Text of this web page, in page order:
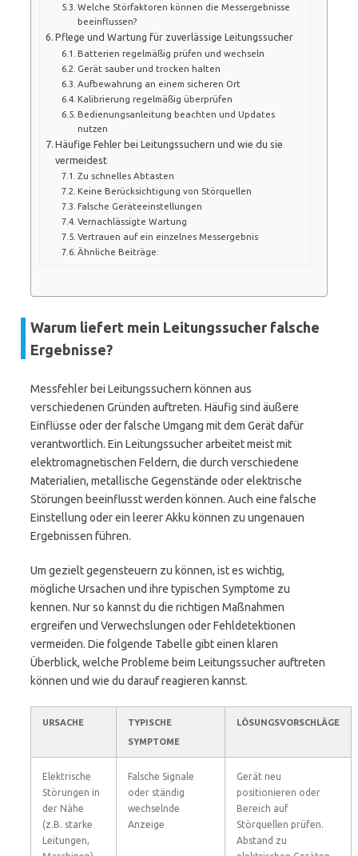
Welche Störfaktoren können die Messergebnisse
beeinflussen?
Pflege und Wartung für zuverlässige Leitungssucher
Batterien regelmäßig prüfen und wechseln
Gerät sauber und trocken halten
Aufbewahrung an einem sicheren Ort
Kalibrierung regelmäßig überprüfen
Bedienungsanleitung beachten und Updates
nutzen
Häufige Fehler bei Leitungssuchern und wie du sie
vermeidest
Zu schnelles Abtasten
Keine Berücksichtigung von Störquellen
Falsche Geräteeinstellungen
Vernachlässigte Wartung
Vertrauen auf ein einzelnes Messergebnis
Ähnliche Beiträge:
Warum liefert mein Leitungssucher falsche
Ergebnisse?
Messfehler bei Leitungssuchern können aus
verschiedenen Gründen auftreten. Häufig sind äußere
Einflüsse oder der falsche Umgang mit dem Gerät dafür
verantwortlich. Ein Leitungssucher arbeitet meist mit
elektromagnetischen Feldern, die durch verschiedene
Materialien, metallische Gegenstände oder elektrische
Störungen beeinflusst werden können. Auch eine falsche
Einstellung oder ein leerer Akku können zu ungenauen
Ergebnissen führen.
Um gezielt gegensteuern zu können, ist es wichtig,
mögliche Ursachen und ihre typischen Symptome zu
kennen. Nur so kannst du die richtigen Maßnahmen
ergreifen und Verwechslungen oder Fehldetektionen
vermeiden. Die folgende Tabelle gibt einen klaren
Überblick, welche Probleme beim Leitungssucher auftreten
können und wie du darauf reagieren kannst.
URSACHE
TYPISCHE
SYMPTOME
LÖSUNGSVORSCHLÄGE
Elektrische
Störungen in
der Nähe
(z.B. starke
Leitungen,
Falsche Signale
oder ständig
wechselnde
Anzeige
Gerät neu
positionieren oder
Bereich auf
Störquellen prüfen.
Abstand zu